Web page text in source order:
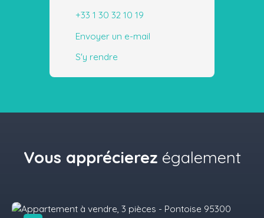
+33 1 30 32 10 19
Envoyer un e-mail
S'y rendre
Vous apprécierez également